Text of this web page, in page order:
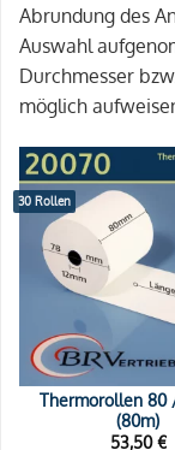
Abrundung des
Auswahl
Durchmesser
möglich
30 Rollen
Thermorollen 80
(80m)
53,50€